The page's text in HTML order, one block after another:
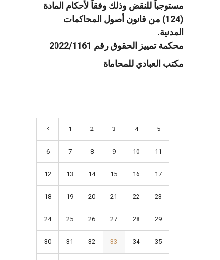
مستوجباً للنقض وذلك وفقاً لأحكام المادة
(124) من قانون أصول المحاكمات
المدنية.
محكمة تمييز الحقوق رقم 2022/1161
مكتب العبادي للمحاماة
1 2 3 4 5
6 7 8 9 10 11
12 13 14 15 16 17
18 19 20 21 22 23
24 25 26 27 28 29
30 31 32 33 34 35